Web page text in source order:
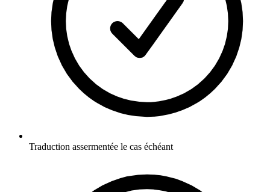
Traduction assermentée le cas échéant